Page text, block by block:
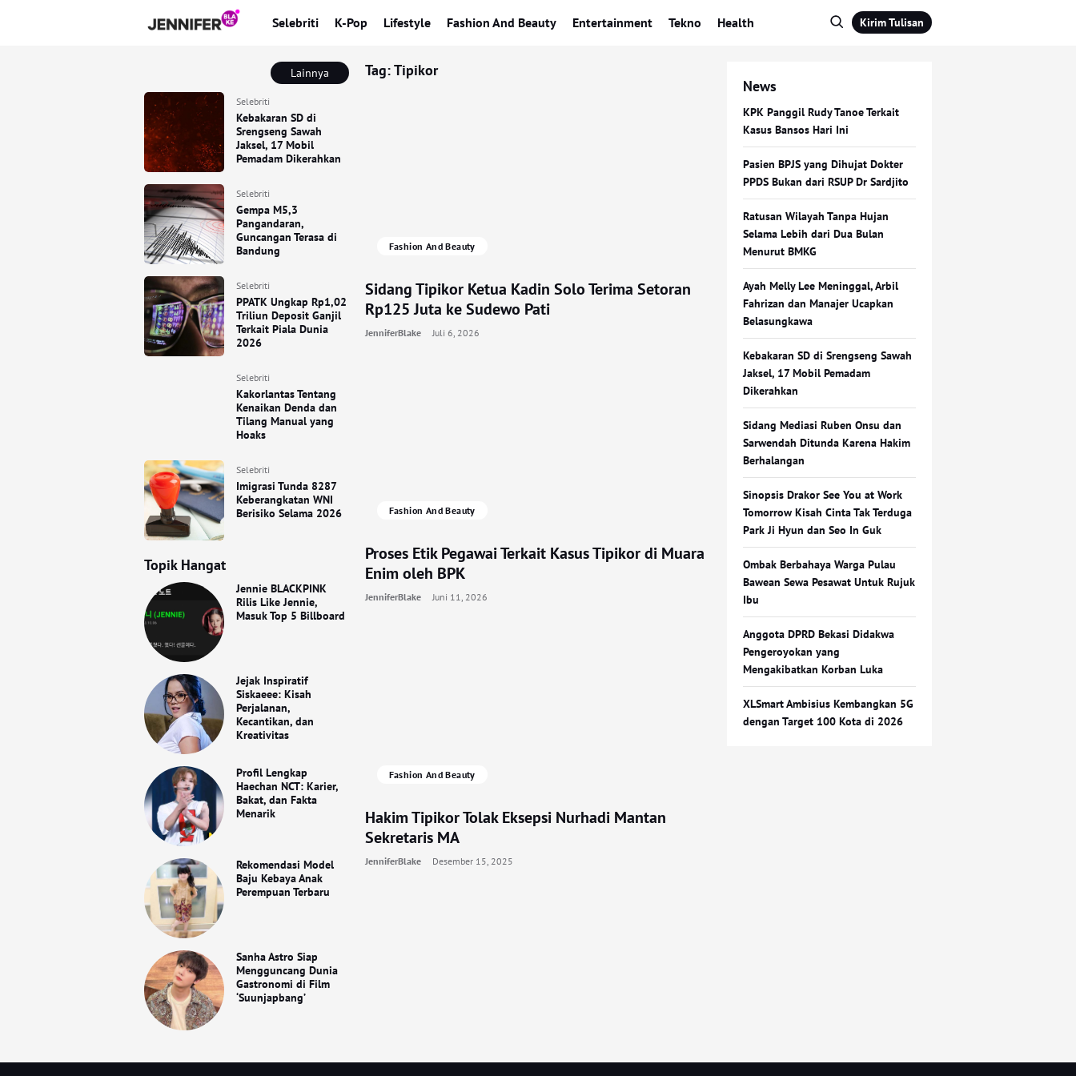
Selebriti K-Pop Lifestyle Fashion And Beauty Entertainment Tekno Health Kirim Tulisan
Lainnya
Selebriti
Kebakaran SD di
Srengseng Sawah
Jaksel, 17 Mobil
Pemadam Dikerahkan
Selebriti
Gempa M5,3
Pangandaran,
Guncangan Terasa di
Bandung
Selebriti
PPATK Ungkap Rp1,02
Triliun Deposit Ganjil
Terkait Piala Dunia
2026
Selebriti
Kakorlantas Tentang
Kenaikan Denda dan
Tilang Manual yang
Hoaks
Selebriti
Imigrasi Tunda 8287
Keberangkatan WNI
Berisiko Selama 2026
Topik Hangat
Jennie BLACKPINK
Rilis Like Jennie,
Masuk Top 5 Billboard
Jejak Inspiratif
Siskaeee: Kisah
Perjalanan,
Kecantikan, dan
Kreativitas
Profil Lengkap
Haechan NCT: Karier,
Bakat, dan Fakta
Menarik
Rekomendasi Model
Baju Kebaya Anak
Perempuan Terbaru
Sanha Astro Siap
Mengguncang Dunia
Gastronomi di Film
‘Suunjapbang’
Tag:Tipikor
Fashion And Beauty
Sidang Tipikor Ketua Kadin Solo Terima Setoran
Rp125 Juta ke Sudewo Pati
JenniferBlake Juli 6, 2026
Fashion And Beauty
Proses Etik Pegawai Terkait Kasus Tipikor di Muara
Enim oleh BPK
JenniferBlake Juni 11, 2026
Fashion And Beauty
Hakim Tipikor Tolak Eksepsi Nurhadi Mantan
Sekretaris MA
JenniferBlake Desember 15, 2025
News
KPK Panggil Rudy Tanoe Terkait
Kasus Bansos Hari Ini
Pasien BPJS yang Dihujat Dokter
PPDS Bukan dari RSUP Dr Sardjito
Ratusan Wilayah Tanpa Hujan
Selama Lebih dari Dua Bulan
Menurut BMKG
Ayah Melly Lee Meninggal, Arbil
Fahrizan dan Manajer Ucapkan
Belasungkawa
Kebakaran SD di Srengseng Sawah
Jaksel, 17 Mobil Pemadam
Dikerahkan
Sidang Mediasi Ruben Onsu dan
Sarwendah Ditunda Karena Hakim
Berhalangan
Sinopsis Drakor See You at Work
Tomorrow Kisah Cinta Tak Terduga
Park Ji Hyun dan Seo In Guk
Ombak Berbahaya Warga Pulau
Bawean Sewa Pesawat Untuk Rujuk
Ibu
Anggota DPRD Bekasi Didakwa
Pengeroyokan yang
Mengakibatkan Korban Luka
XLSmart Ambisius Kembangkan 5G
dengan Target 100 Kota di 2026